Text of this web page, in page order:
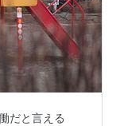
だと言える